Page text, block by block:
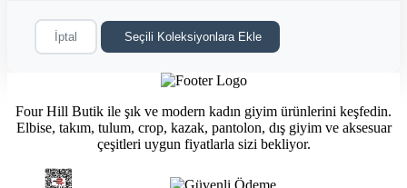
İptal Seçili Koleksiyonlara Ekle
Four Hill Butik ile şık ve modern kadın giyim ürünlerini keşfedin.
Elbise, takım, tulum, crop, kazak, pantolon, dış giyim ve aksesuar
çeşitleri uygun fiyatlarla sizi bekliyor.